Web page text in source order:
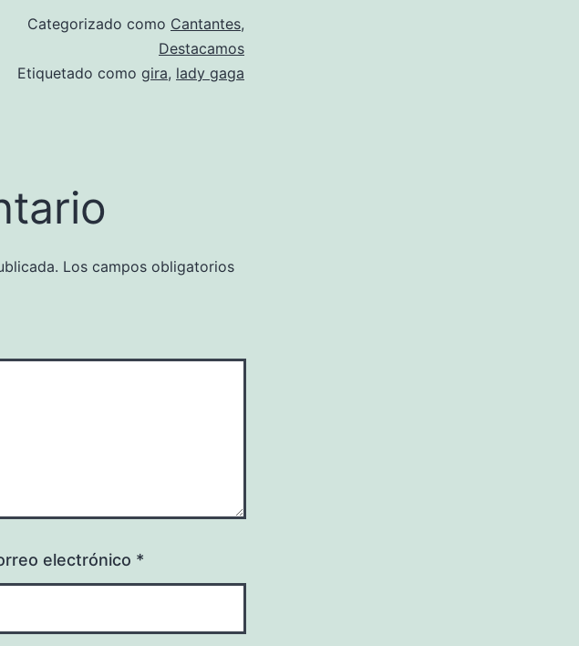
Categorizado como Cantantes,
Destacamos
Etiquetado como gira, lady gaga
Los campos obligatorios
electrónico *